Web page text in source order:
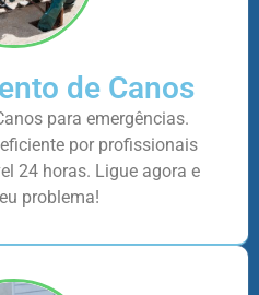
de Canos
para emergências.
por profissionais
24 horas. Ligue agora e
problema!